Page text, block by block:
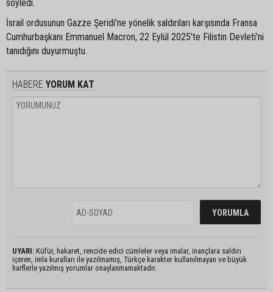
söyledi.
İsrail ordusunun Gazze Şeridi'ne yönelik saldırıları karşısında Fransa
Cumhurbaşkanı Emmanuel Macron, 22 Eylül 2025'te Filistin Devleti'ni
tanıdığını duyurmuştu.
HABERE YORUM KAT
UYARI: Küfür, hakaret, rencide edici cümleler veya imalar, inançlara saldırı
içeren, imla kuralları ile yazılmamış, Türkçe karakter kullanılmayan ve büyük
harflerle yazılmış yorumlar onaylanmamaktadır.